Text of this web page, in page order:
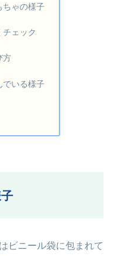
ちゃの様子
チェック
方
でいる様子
ビニール袋に包まれて